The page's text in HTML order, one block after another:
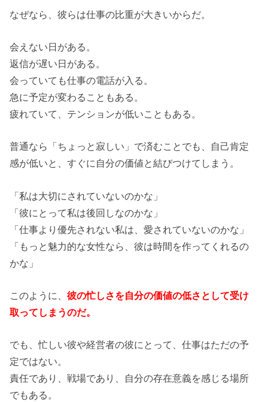
なぜなら、彼らは仕事の比重が大きいからだ。
会えない日がある。
返信が遅い日がある。
会っていても仕事の電話が入る。
急に予定が変わることもある。
疲れていて、テンションが低いこともある。
普通なら「ちょっと寂しい」で済むことでも、自己肯定
感が低いと、すぐに自分の価値と結びつけてしまう。
「私は大切にされていないのかな」
「彼にとって私は後回しなのかな」
「仕事より優先されない私は、愛されていないのかな」
「もっと魅力的な女性なら、彼は時間を作ってくれるの
かな」
このように、彼の忙しさを自分の価値の低さとして受け
取ってしまうのだ。
でも、忙しい彼や経営者の彼にとって、仕事はただの予
定ではない。
責任であり、戦場であり、自分の存在意義を感じる場所
でもある。